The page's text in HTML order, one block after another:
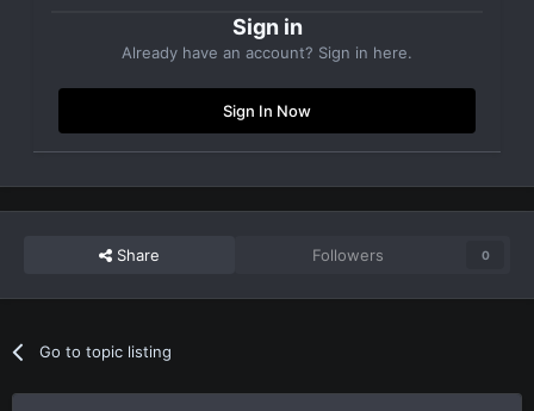
Sign in
Already have an account? Sign in here.
Sign In Now
Share Followers 0
Go to topic listing